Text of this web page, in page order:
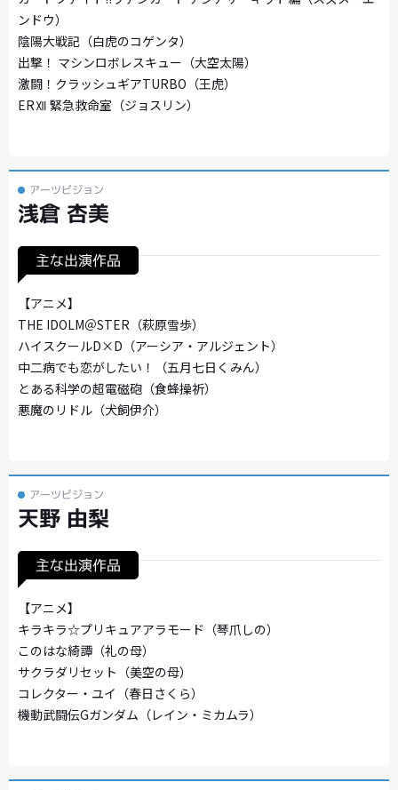
ンドウ）
陰陽大戦記（白虎のコゲンタ）
出撃！ マシンロボレスキュー（大空太陽）
激闘！クラッシュギアTURBO（王虎）
ERⅫ 緊急救命室（ジョスリン）
アーツビジョン
浅倉 杏美
主な出演作品
【アニメ】
THE IDOLM＠STER（萩原雪歩）
ハイスクールD×D（アーシア・アルジェント）
中二病でも恋がしたい！（五月七日くみん）
とある科学の超電磁砲（食蜂操祈）
悪魔のリドル（犬飼伊介）
アーツビジョン
天野 由梨
主な出演作品
【アニメ】
キラキラ☆プリキュアアラモード（琴爪しの）
このはな綺譚（礼の母）
サクラダリセット（美空の母）
コレクター・ユイ（春日さくら）
機動武闘伝Gガンダム（レイン・ミカムラ）